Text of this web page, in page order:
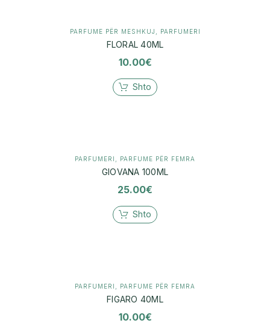
PARFUME PËR MESHKUJ PARFUMERI
FLORAL 40ML
10.00€
Shto
PARFUMERI PARFUME PËR FEMRA
GIOVANA 100ML
25.00€
Shto
PARFUMERI PARFUME PËR FEMRA
FIGARO 40ML
10.00€